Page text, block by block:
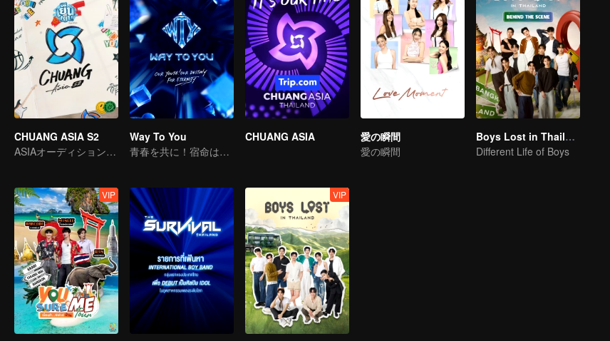
CHUANG ASIA S2
ASIAオーディションで気になるアイドルをピックします
Way To You
青春を共に！宿命は永遠に！
CHUANG ASIA
愛の瞬間
愛の瞬間
Boys Lost in Thailand·Behind the Scene
Different Life of Boys
VIP VIP